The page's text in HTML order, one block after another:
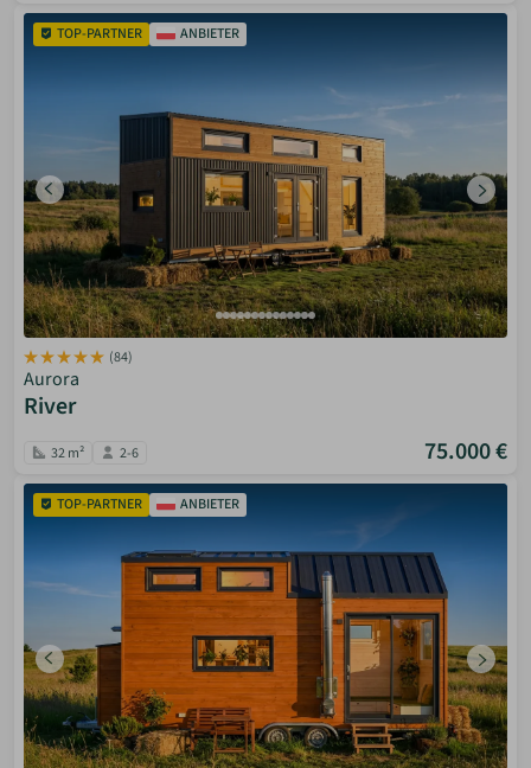
TOP-PARTNER ANBIETER
(84)
Aurora
River
32 m² 2-6 75.000 €
TOP-PARTNER ANBIETER